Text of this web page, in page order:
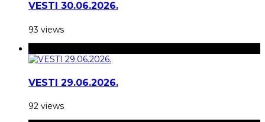
VESTI 30.06.2026.
93 views
VESTI 29.06.2026.
92 views